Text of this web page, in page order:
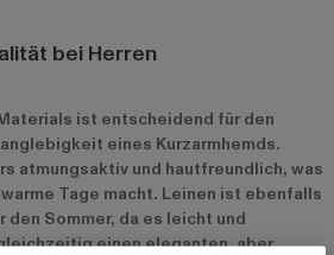
bei Herren
ist entscheidend für den
eines Kurzarmhemds.
atmungsaktiv und hautfreundlich, was
Tage macht. Leinen ist ebenfalls
Sommer, da es leicht und
einen eleganten, aber